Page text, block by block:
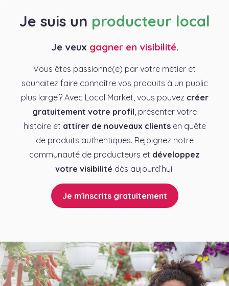
Je suis un producteur local
Je veux gagner en visibilité.
Vous êtes passionné(e) par votre métier et
souhaitez faire connaître vos produits à un public
plus large ? Avec Local Market, vous pouvez créer
gratuitement votre profil , présenter votre
histoire et attirer de nouveaux clientsen quête
de produits authentiques. Rejoignez notre
communauté de producteurs et développez
votre visibilité dès aujourd’hui.
Je m'inscrits gratuitement